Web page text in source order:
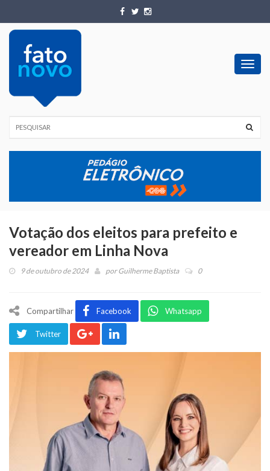
Votação dos eleitos para prefeito e
vereador em Linha Nova
9 de outubro de 2024 porGuilherme Baptista 0
Compartilhar Facebook Whatsapp
Twitter